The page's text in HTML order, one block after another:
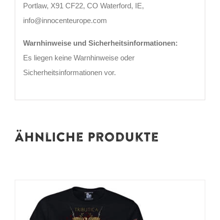
Portlaw, X91 CF22, CO Waterford, IE,
info@innocenteurope.com
Warnhinweise und Sicherheitsinformationen:
Es liegen keine Warnhinweise oder
Sicherheitsinformationen vor.
Ähnliche Produkte